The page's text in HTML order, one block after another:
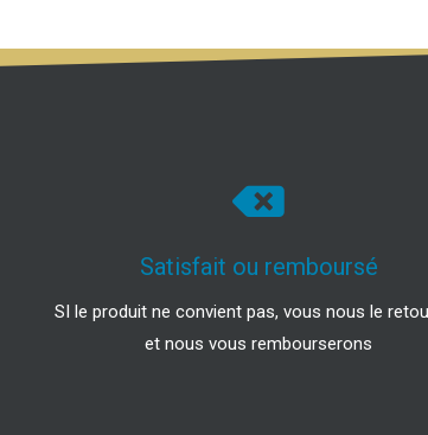
Satisfait ou remboursé
SI le produit ne convient pas, vous nous le
et nous vous rembourserons